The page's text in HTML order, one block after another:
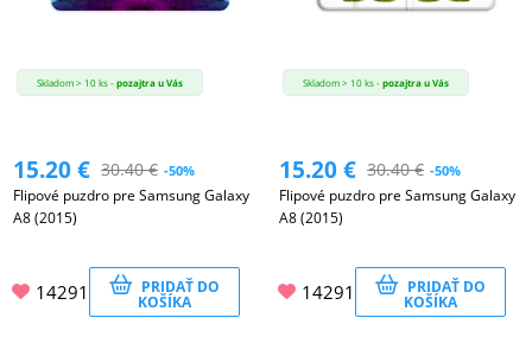
Skladom > 10 ks -pozajtra u Vás
15.20€ 30.40€ -50%
Flipové puzdro pre Samsung Galaxy
A8 (2015)
14291 PRIDAŤ DO
KOŠÍKA
Skladom > 10 ks -pozajtra u Vás
15.20€ 30.40€ -50%
Flipové puzdro pre Samsung Galaxy
A8 (2015)
14291 PRIDAŤ DO
KOŠÍKA